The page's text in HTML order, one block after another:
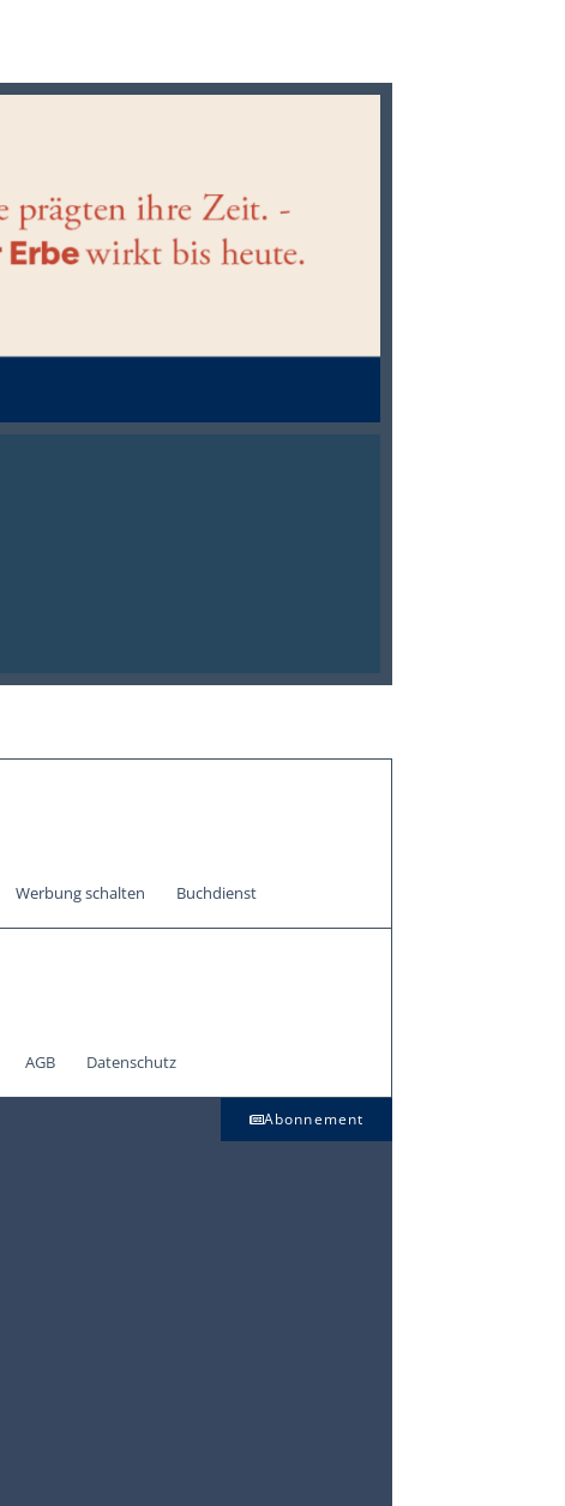
Werbung schalten Buchdienst
AGB Datenschutz
Abonnement